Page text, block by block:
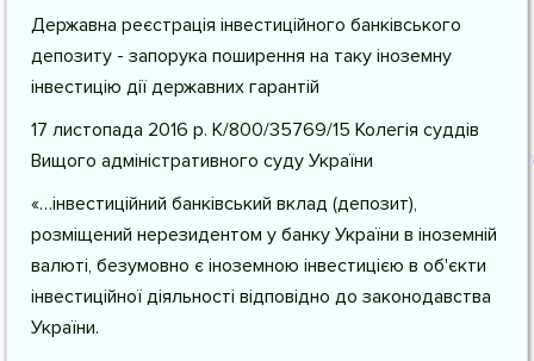
Державна реєстрація інвестиційного банківського
депозиту - запорука поширення на таку іноземну
інвестицію дії державних гарантій
17 листопада 2016 р. К/800/35769/15 Колегія суддів
Вищого адміністративного суду України
«…інвестиційний банківський вклад (депозит),
розміщений нерезидентом у банку України в іноземній
валюті, безумовно є іноземною інвестицією в об'єкти
інвестиційної діяльності відповідно до законодавства
України.